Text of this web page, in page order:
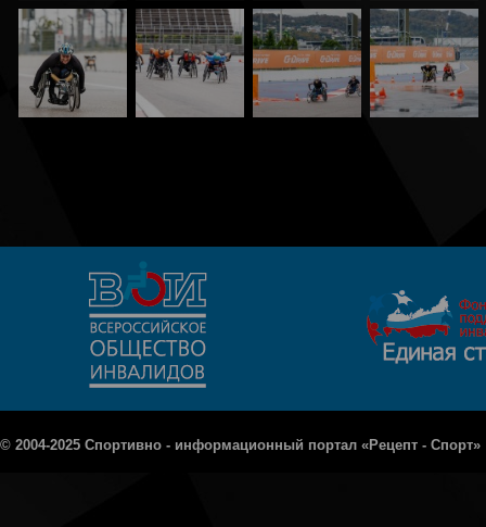
© 2004-2025 Спортивно - информационный портал «Рецепт - Спорт»